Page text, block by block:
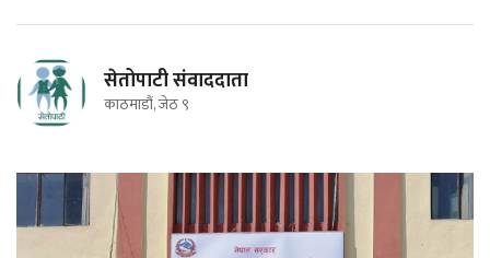
सेतोपाटी संवाददाता
काठमाडौं, जेठ ९